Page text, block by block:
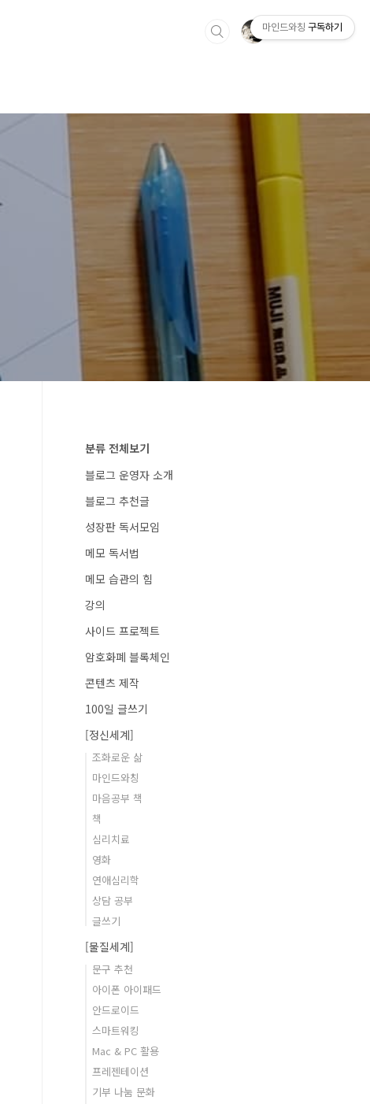
분류 전체보기
블로그 운영자 소개
블로그 추천글
성장판 독서모임
메모 독서법
메모 습관의 힘
강의
사이드 프로젝트
암호화폐 블록체인
콘텐츠 제작
100일 글쓰기
[정신세계]
조화로운 삶
마인드와칭
마음공부 책
책
심리치료
영화
연애심리학
상담 공부
글쓰기
[물질세계]
문구 추천
아이폰 아이패드
안드로이드
스마트워킹
Mac & PC 활용
프레젠테이션
기부 나눔 문화
마인드와칭 구독하기